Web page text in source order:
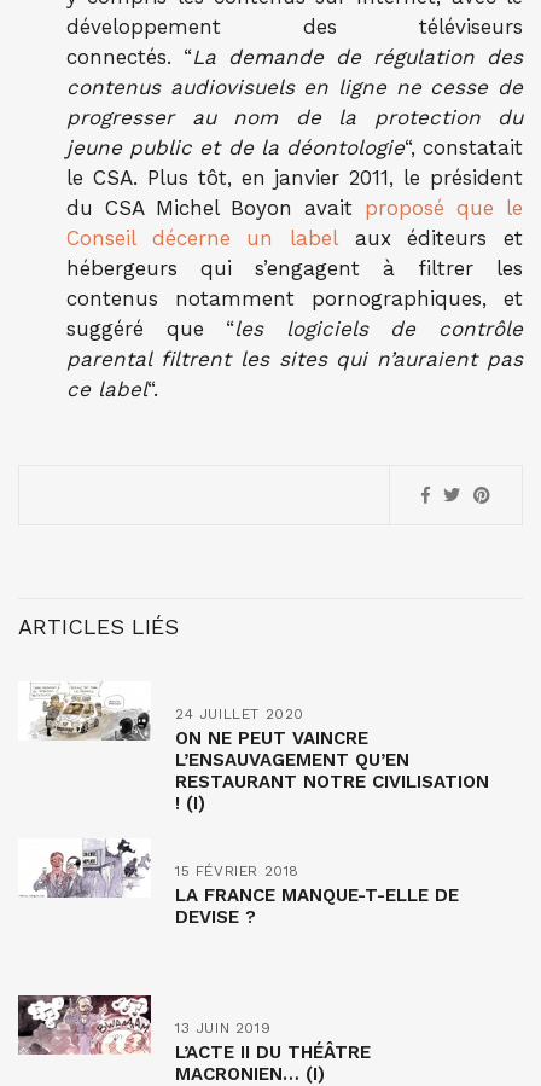
développement des téléviseurs
connectés. “La demande de régulation des
contenus audiovisuels en ligne ne cesse de
progresser au nom de la protection du
jeune public et de la déontologie“, constatait
le CSA. Plus tôt, en janvier 2011, le président
du CSA Michel Boyon avait proposé que le
Conseil décerne un label aux éditeurs et
hébergeurs qui s’engagent à filtrer les
contenus notamment pornographiques, et
suggéré que “les logiciels de contrôle
parental filtrent les sites qui n’auraient pas
ce label“.
ARTICLES LIÉS
24 JUILLET 2020
ON NE PEUT VAINCRE
L’ENSAUVAGEMENT QU’EN
RESTAURANT NOTRE CIVILISATION
! (I)
15 FÉVRIER 2018
LA FRANCE MANQUE-T-ELLE DE
DEVISE ?
13 JUIN 2019
L’ACTE II DU THÉÂTRE
MACRONIEN… (I)